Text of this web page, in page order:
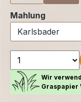
Mahlung
Wir
Graspapier